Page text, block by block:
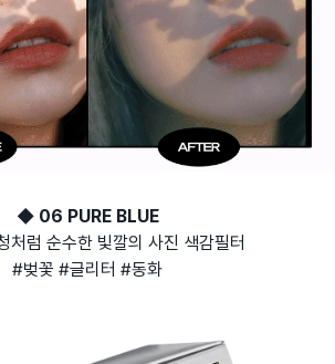
◆ 06 PURE BLUE
처럼 순수한 빛깔의 사진 색감필터
#벚꽃 #글리터 #동화